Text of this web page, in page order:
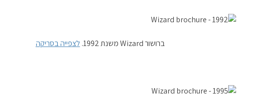
ברושור Wizard משנת 1992. לצפייה בסריקה